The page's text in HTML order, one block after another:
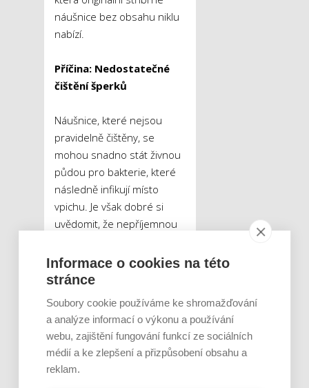
náušnice bez obsahu niklu
nabízí.
Příčina: Nedostatečné
čištění šperků
Náušnice, které nejsou
pravidelně čištěny, se
mohou snadno stát živnou
půdou pro bakterie, které
následně infikují místo
vpichu. Je však dobré si
uvědomit, že nepříjemnou
také do již zhojené dírky,
nejen do čerstvě
představují zvláště ty
náušnice, které jsou
nošené nepřetržitě. Ty totiž
na sebe rády nabalují
Informace o cookies na této
stránce
Soubory cookie používáme ke shromažďování
a analýze informací o výkonu a používání
webu, zajištění fungování funkcí ze sociálních
médií a ke zlepšení a přizpůsobení obsahu a
reklam.